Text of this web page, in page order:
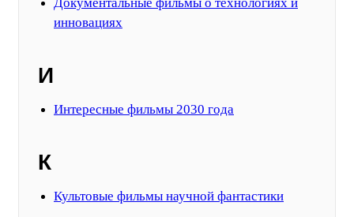
инновациях
И
Интересные фильмы 2030 года
К
Культовые фильмы научной фантастики